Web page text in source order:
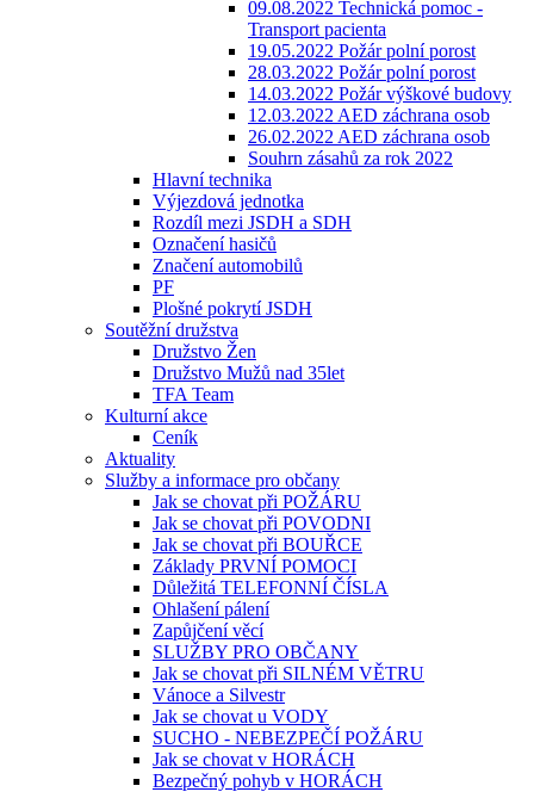
09.08.2022 Technická pomoc -
Transport pacienta
19.05.2022 Požár polní porost
28.03.2022 Požár polní porost
14.03.2022 Požár výškové budovy
12.03.2022 AED záchrana osob
26.02.2022 AED záchrana osob
Souhrn zásahů za rok 2022
Hlavní technika
Výjezdová jednotka
Rozdíl mezi JSDH a SDH
Označení hasičů
Značení automobilů
PF
Plošné pokrytí JSDH
Soutěžní družstva
Družstvo Žen
Družstvo Mužů nad 35let
TFA Team
Kulturní akce
Ceník
Aktuality
Služby a informace pro občany
Jak se chovat při POŽÁRU
Jak se chovat při POVODNI
Jak se chovat při BOUŘCE
Základy PRVNÍ POMOCI
Důležitá TELEFONNÍ ČÍSLA
Ohlašení pálení
Zapůjčení věcí
SLUŽBY PRO OBČANY
Jak se chovat při SILNÉM VĚTRU
Vánoce a Silvestr
Jak se chovat u VODY
SUCHO - NEBEZPEČÍ POŽÁRU
Jak se chovat v HORÁCH
Bezpečný pohyb v HORÁCH